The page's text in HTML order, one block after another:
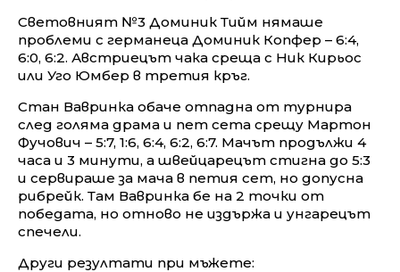
Световният №3 Доминик Тийм нямаше
проблеми с германеца Доминик Копфер – 6:4,
6:0, 6:2. Австриецът чака среща с Ник Кирьос
или Уго Юмбер в третия кръг.
Стан Вавринка обаче отпадна от турнира
след голяма драма и пет сета срещу Мартон
Фучович – 5:7, 1:6, 6:4, 6:2, 6:7. Мачът продължи 4
часа и 3 минути, а швейцарецът стигна до 5:3
и сервираше за мача в петия сет, но допусна
рибрейк. Там Вавринка бе на 2 точки от
победата, но отново не издържа и унгарецът
спечели.
Други резултати при мъжете: